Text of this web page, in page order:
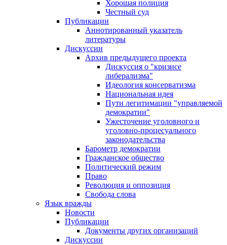
Хорошая полиция
Честный суд
Публикации
Аннотированный указатель
литературы
Дискуссии
Архив предыдущего проекта
Дискуссия о "кризисе
либерализма"
Идеология консерватизма
Национальная идея
Пути легитимации "управляемой
демократии"
Ужесточение уголовного и
уголовно-процесуального
законодательства
Барометр демократии
Гражданское общество
Политический режим
Право
Революция и оппозиция
Свобода слова
Язык вражды
Новости
Публикации
Документы других организаций
Дискуссии